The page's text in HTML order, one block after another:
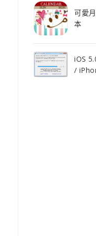
可愛
本
iOS
/